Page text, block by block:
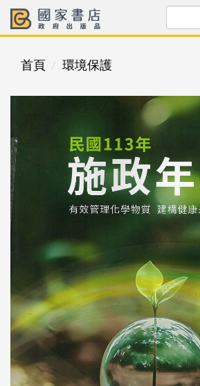
首頁 環境保護